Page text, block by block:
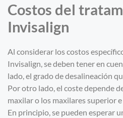
Costos del
Invisalign
Al considerar los costos
Invisalign, se deben tener en
lado, el grado de desalineación
Por otro lado, el coste depende
maxilar o los maxilares superior
En principio, se pueden esperar